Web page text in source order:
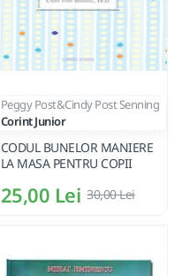
Peggy Post&Cindy Post Senning
Corint Junior
CODUL BUNELOR MANIERE
LA MASA PENTRU COPII
25,00 Lei 30,00 Lei